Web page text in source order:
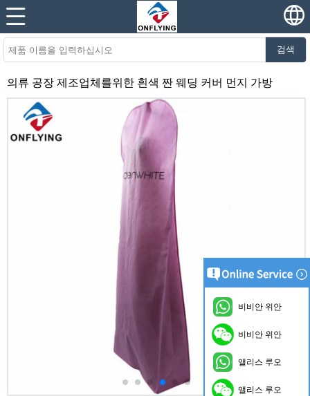
검색
의류 공장 제조업체를위한 흰색 짠 웨딩 커버 먼지 가방
비비안 위안
비비안 위안
앨리스 루오
앨리스 루오